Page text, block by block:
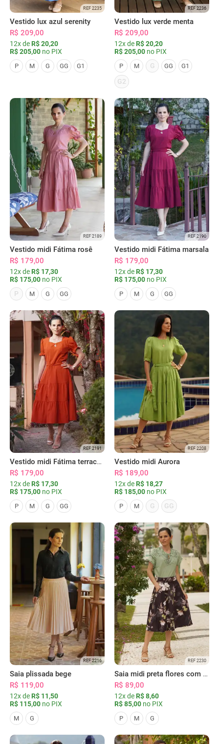
REF 2235
Vestido lux azul serenity
R$ 209,00
12x de R$ 20,20
R$ 205,00 no PIX
P M G GG G1
REF 2236
Vestido lux verde menta
R$ 209,00
12x de R$ 20,20
R$ 205,00 no PIX
P M G GG G1
G2
REF 2189
Vestido midi Fátima rosê
R$ 179,00
12x de R$ 17,30
R$ 175,00 no PIX
P
M G GG
REF 2190
Vestido midi Fátima marsala
R$ 179,00
12x de R$ 17,30
R$ 175,00 no PIX
P M G GG
REF 2191
Vestido midi Fátima terracota
R$ 179,00
12x de R$ 17,30
R$ 175,00 no PIX
P M G GG
REF 2208
Vestido midi Aurora
R$ 189,00
12x de R$ 18,27
R$ 185,00 no PIX
P M G GG
REF 2216
Saia plissada bege
R$ 119,00
12x de R$ 11,50
R$ 115,00 no PIX
M G
REF 2230
Saia midi preta flores com bolsos
R$ 89,00
12x de R$ 8,60
R$ 85,00 no PIX
P M G